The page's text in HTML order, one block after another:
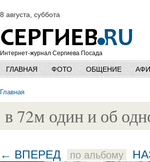
8 августа, суббота
Интернет-журнал Сергиева Посада
ГЛАВНАЯ ФОТО ОБЩЕНИЕ
Главная
в 72м один и об
← ВПЕРЕД по альбому